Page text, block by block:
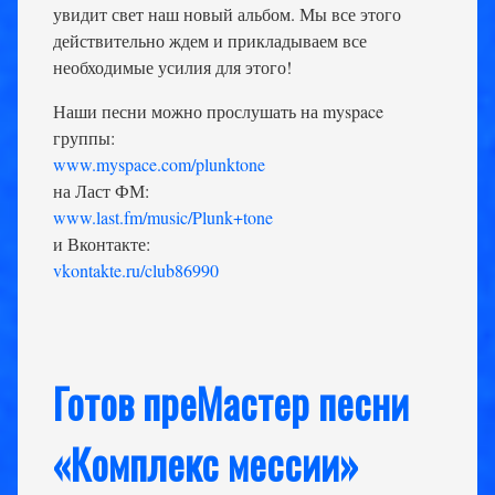
увидит свет наш новый альбом. Мы все этого
действительно ждем и прикладываем все
необходимые усилия для этого!
Наши песни можно прослушать на myspace
группы:
www.myspace.com/plunktone
на Ласт ФМ:
www.last.fm/music/Plunk+tone
и Вконтакте:
vkontakte.ru/club86990
Готов преМастер песни
«Комплекс мессии»